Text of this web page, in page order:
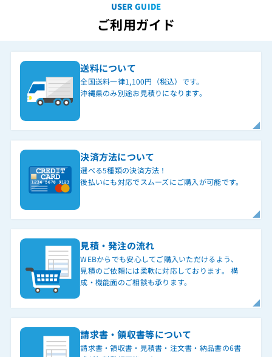
USER GUIDE
ご利用ガイド
送料について
全国送料一律1,100円（税込）です。
沖縄県のみ別途お見積りになります。
決済方法について
選べる5種類の決済方法！
後払いにも対応でスムーズにご購入が可能です。
見積・発注の流れ
WEBからでも安心してご購入いただけるよう、
見積のご依頼には柔軟に対応しております。 構
成・機能面のご相談も承ります。
請求書・領収書等について
請求書・領収書・見積書・注文書・納品書の6書